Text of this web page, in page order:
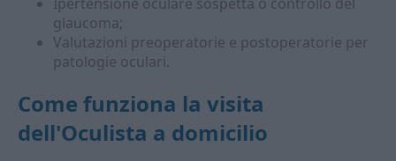
glaucoma;
Valutazioni preoperatorie e postoperatorie per
patologie oculari.
Come funziona la visita
dell'Oculista a domicilio